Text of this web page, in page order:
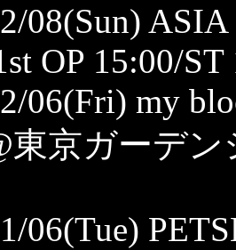
08(Sun)
OP 15:00/ST
06(Fri) my
東京ガーデ
06(Tue)